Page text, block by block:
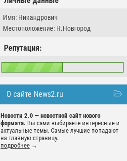
Имя: Никандрович
Местоположение: Н.Новгород
Репутация:
О сайте News2.ru
Новости 2.0 — новостной сайт нового
формата. Вы сами выбираете интересные и
актуальные темы. Самые лучшие попадают
на главную страницу.
подробнее →